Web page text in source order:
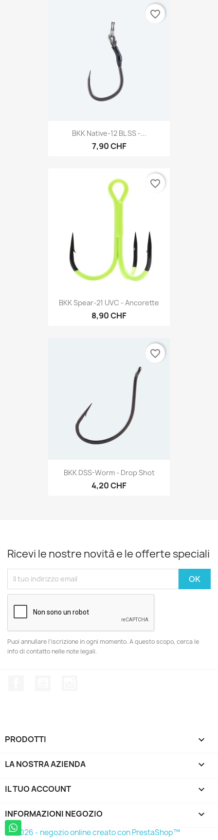
BKK Native-12 BL SS -...
7,90 CHF
favorite_border
BKK Spear-21 UVC - Ancorette
8,90 CHF
favorite_border
BKK DSS-Worm - Drop Shot
4,20 CHF
favorite_border
Ricevi le nostre novità e le offerte speciali
Puoi annullare l'iscrizione in ogni momento. A questo scopo, cerca le
info di contatto nelle note legali.
PRODOTTI 
LA NOSTRA AZIENDA 
IL TUO ACCOUNT 
INFORMAZIONI NEGOZIO keyboard_arrow_down
© 2026 - negozio online creato con PrestaShop™